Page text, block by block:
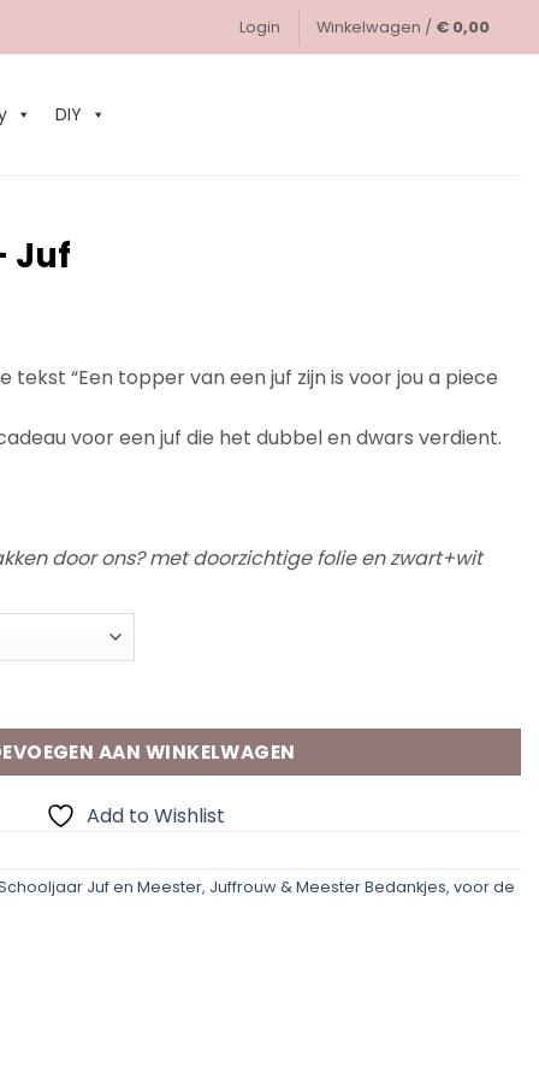
Login Winkelwagen / € 0,00
DIY
Juf
tekst “Een topper van een juf zijn is voor jou a piece
voor een juf die het dubbel en dwars verdient.
door ons? met doorzichtige folie en zwart+wit
AAN WINKELWAGEN
Add to Wishlist
Juf en Meester, Juffrouw & Meester Bedankjes, voor de